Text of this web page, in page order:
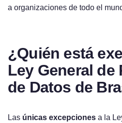
a organizaciones de todo el
¿Quién está
Ley General de
de Datos de
Las únicas excepciones a la